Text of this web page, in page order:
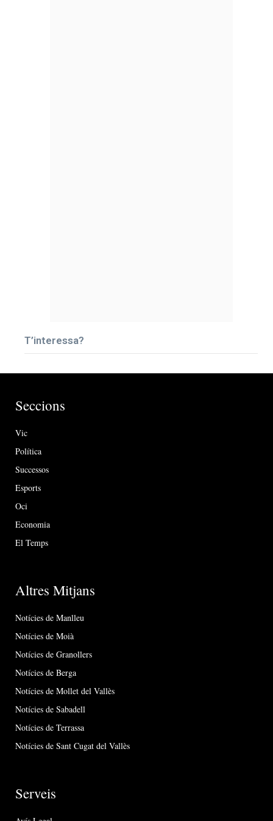
T’interessa?
Seccions
Vic
Política
Successos
Esports
Oci
Economia
El Temps
Altres Mitjans
Notícies de Manlleu
Notícies de Moià
Notícies de Granollers
Notícies de Berga
Notícies de Mollet del Vallès
Notícies de Sabadell
Notícies de Terrassa
Notícies de Sant Cugat del Vallès
Serveis